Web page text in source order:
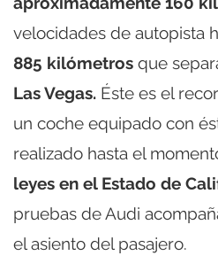
velocidades de autopista
885 kilómetros que
Las Vegas. Éste es el
un coche equipado con
realizado hasta el
leyes en el Estado de
pruebas de Audi
el asiento del pasajero.